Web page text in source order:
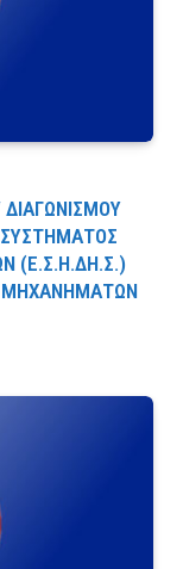
(Ε.Σ.Η.ΔΗ.Σ.)
ΜΗΧΑΝΗΜΑΤΩΝ